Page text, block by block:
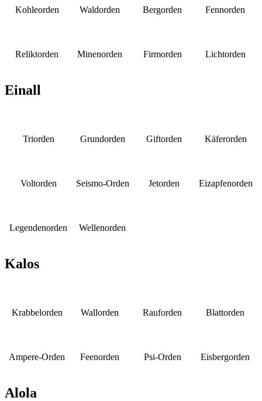
Kohleorden Waldorden Bergorden Fennorden
Reliktorden Minenorden Firmorden Lichtorden
Einall
Triorden Grundorden Giftorden Käferorden
Voltorden Seismo-Orden Jetorden Eizapfenorden
Legendenorden Wellenorden
Kalos
Krabbelorden Wallorden Rauforden Blattorden
Ampere-Orden Feenorden Psi-Orden Eisbergorden
Alola